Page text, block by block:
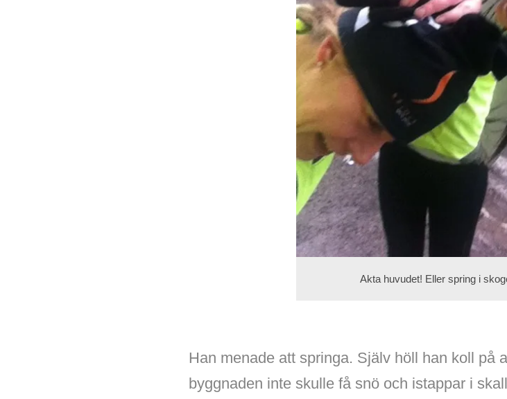
Akta huvudet! Eller spring i
Han menade att springa. Själv höll han koll på
byggnaden inte skulle få snö och istappar i